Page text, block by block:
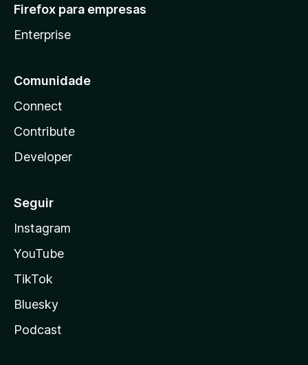
Firefox para empresas
Enterprise
Comunidade
Connect
Contribute
Developer
Seguir
Instagram
YouTube
TikTok
Bluesky
Podcast